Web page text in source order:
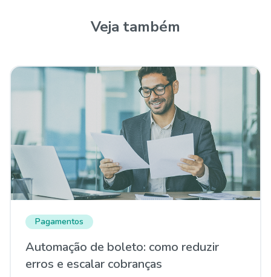
Veja também
Pagamentos
Automação de boleto: como reduzir
erros e escalar cobranças